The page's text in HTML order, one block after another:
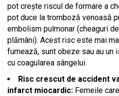
pot crește riscul de formare a
pot duce la tromboză venoasă
embolism pulmonar (cheaguri
plămâni). Acest risc este mai
fumează, sunt obeze sau au
cu coagularea sângelui.
Risc crescut de accident
infarct miocardic: Femeile